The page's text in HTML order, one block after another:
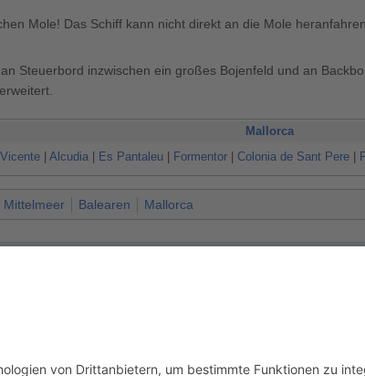
Mole! Das Schiff kann nicht direkt an die Mole
Steuerbord inzwischen ein großes Bojenfeld und an
Mallorca
Alcudia Es Pantaleu Formentor Colonia de Sant Pere
Mittelmeer Balearen Mallorca